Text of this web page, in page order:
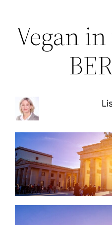
Vegan